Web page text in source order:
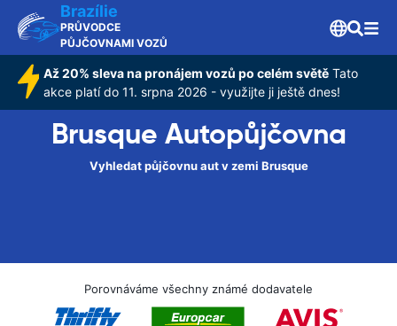
Brazílie
PRŮVODCE
PŮJČOVNAMI VOZŮ
Až 20% sleva na pronájem vozů po celém světě Tato
akce platí do 11. srpna 2026 - využijte ji ještě dnes!
Brusque Autopůjčovna
Vyhledat půjčovnu aut v zemi Brusque
Porovnáváme všechny známé dodavatele